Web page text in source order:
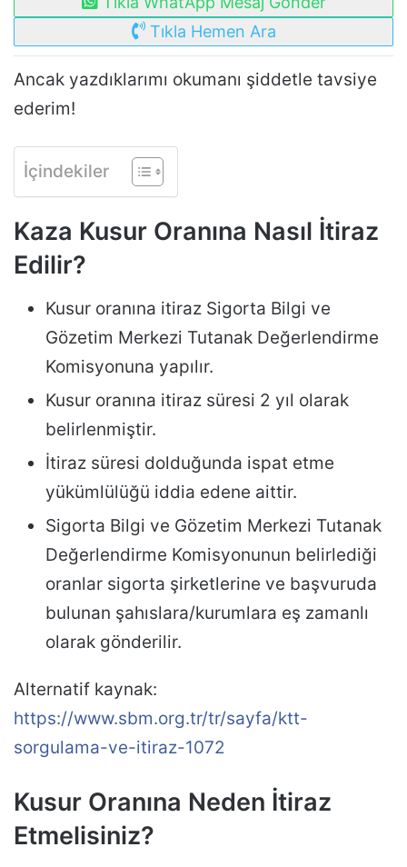
Tıkla Hemen Ara
Ancak yazdıklarımı okumanı şiddetle tavsiye
ederim!
İçindekiler
Kaza Kusur Oranına Nasıl İtiraz
Edilir?
Kusur oranına itiraz Sigorta Bilgi ve
Gözetim Merkezi Tutanak Değerlendirme
Komisyonuna yapılır.
Kusur oranına itiraz süresi 2 yıl olarak
belirlenmiştir.
İtiraz süresi dolduğunda ispat etme
yükümlülüğü iddia edene aittir.
Sigorta Bilgi ve Gözetim Merkezi Tutanak
Değerlendirme Komisyonunun belirlediği
oranlar sigorta şirketlerine ve başvuruda
bulunan şahıslara/kurumlara eş zamanlı
olarak gönderilir.
Alternatif kaynak:
https://www.sbm.org.tr/tr/sayfa/ktt-
sorgulama-ve-itiraz-1072
Kusur Oranına Neden İtiraz
Etmelisiniz?